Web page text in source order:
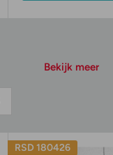
Bekijk meer
RSD 180426